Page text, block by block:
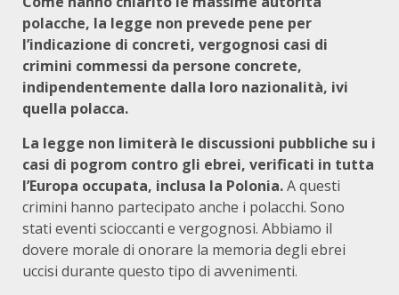
polacche, la legge non prevede pene per
l’indicazione di concreti, vergognosi casi di
crimini commessi da persone concrete,
indipendentemente dalla loro nazionalità, ivi
quella polacca.
La legge non limiterà le discussioni pubbliche su i
casi di pogrom contro gli ebrei, verificati in tutta
l’Europa occupata, inclusa la Polonia.A questi
crimini hanno partecipato anche i polacchi. Sono
stati eventi scioccanti e vergognosi. Abbiamo il
dovere morale di onorare la memoria degli ebrei
uccisi durante questo tipo di avvenimenti.